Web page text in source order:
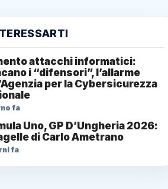
attacchi informatici:
i “difensori”, l’allarme
per la Cybersicurezza
fa
Uno, GP D’Ungheria 2026:
di Carlo Ametrano
fa